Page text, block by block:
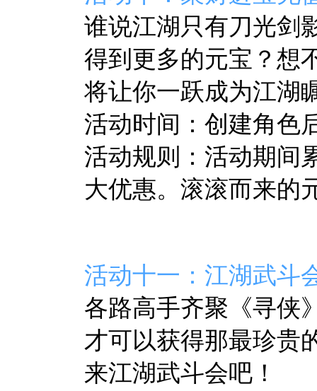
谁说江湖只有刀光剑
得到更多的元宝？想
将让你一跃成为江湖
活动时间：创建角色
活动规则：活动期间
大优惠。滚滚而来的
活动十一：江湖武斗
各路高手齐聚 《寻侠
才可以获得那最珍贵
来江湖武斗会吧！